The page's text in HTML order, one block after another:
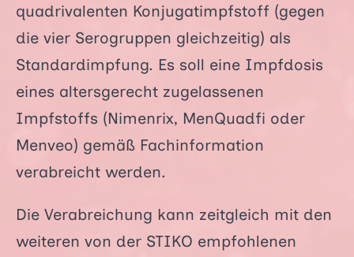
quadrivalenten Konjugatimpfstoff (gegen
die vier Serogruppen gleichzeitig) als
Standardimpfung. Es soll eine Impfdosis
eines altersgerecht zugelassenen
Impfstoffs (Nimenrix, MenQuadfi oder
Menveo) gemäß Fachinformation
verabreicht werden.
Die Verabreichung kann zeitgleich mit den
weiteren von der STIKO empfohlenen